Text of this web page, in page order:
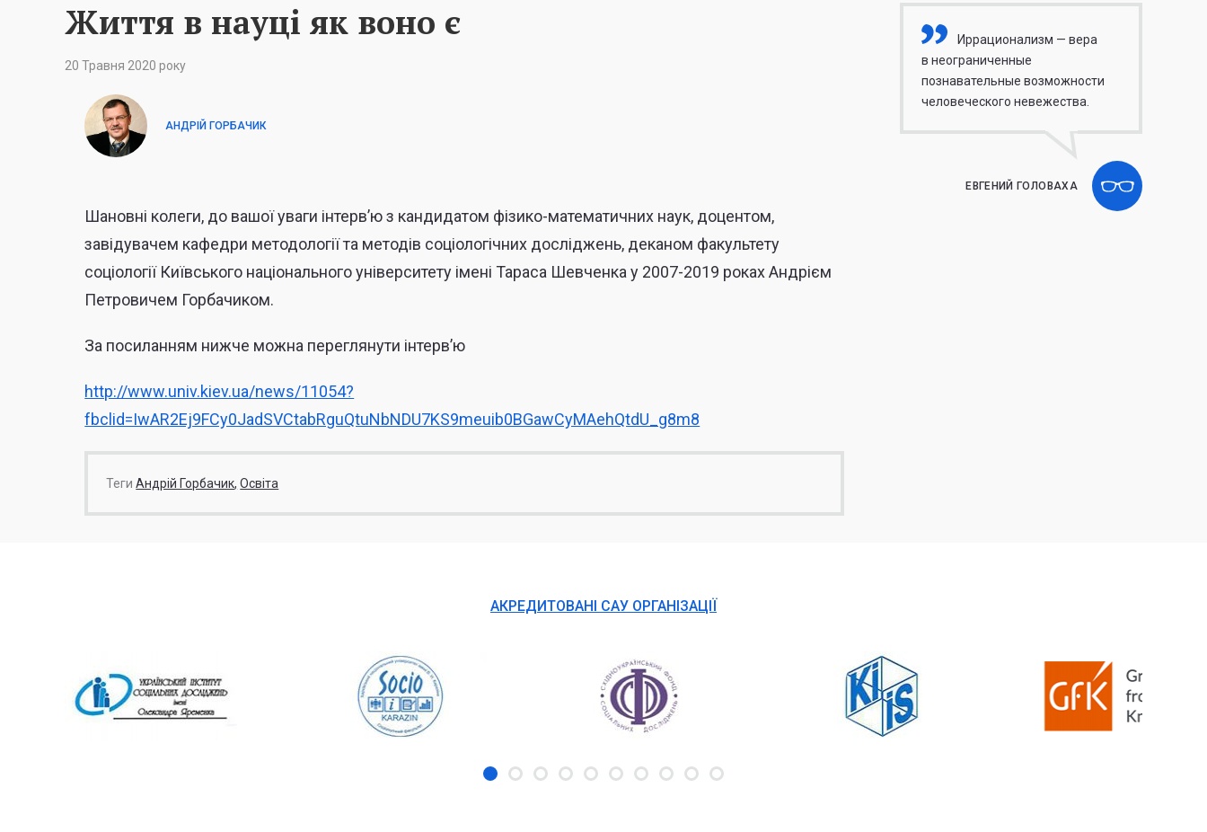
Життя в науці як воно є
20 Травня 2020 року
АНДРІЙ ГОРБАЧИК
Шановні колеги, до вашої уваги інтерв’ю з кандидатом фізико-математичних наук, доцентом,
завідувачем кафедри методології та методів соціологічних досліджень, деканом факультету
соціології Київського національного університету імені Тараса Шевченка у 2007-2019 роках Андрієм
Петровичем Горбачиком.
За посиланням нижче можна переглянути інтерв’ю
http://www.univ.kiev.ua/news/11054?
fbclid=IwAR2Ej9FCy0JadSVCtabRguQtuNbNDU7KS9meuib0BGawCyMAehQtdU_g8m8
Теги Андрій Горбачик Освіта
Иррационализм — вера
в неограниченные
познавательные возможности
человеческого невежества.
ЕВГЕНИЙ ГОЛОВАХА
АКРЕДИТОВАНІ САУ ОРГАНІЗАЦІЇ